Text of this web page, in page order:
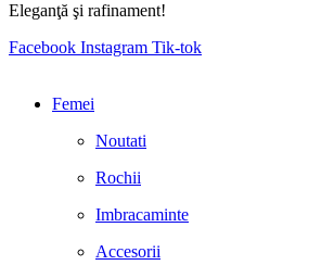
Eleganţă şi rafinament!
Facebook Instagram Tik-tok
Femei
Noutati
Rochii
Imbracaminte
Accesorii